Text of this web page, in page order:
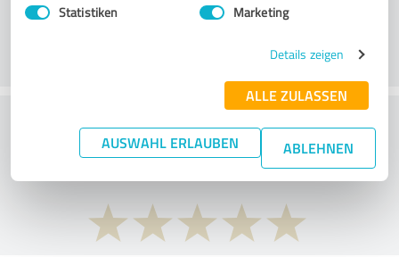
Statistiken Marketing
Details zeigen
ALLE ZULASSEN
AUSWAHL ERLAUBEN ABLEHNEN
What do you think of the price to
performance ratio?